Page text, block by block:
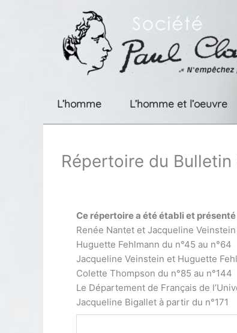
L’homme L’homme et l’oeuvre
Répertoire du
Ce répertoire a été établi et présenté
Renée Nantet et Jacqueline Veinstein
Huguette Fehlmann du n°45 au n°64
Jacqueline Veinstein et Huguette
Colette Thompson du n°85 au n°144
Le Département de Français de
Jacqueline Bigallet à partir du n°171